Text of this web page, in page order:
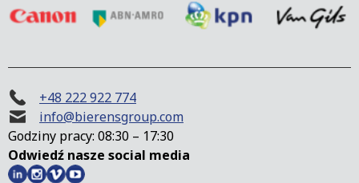
+48 222 922 774
info@bierensgroup.com
Godziny pracy: 08:30 – 17:30
Odwiedź nasze social media